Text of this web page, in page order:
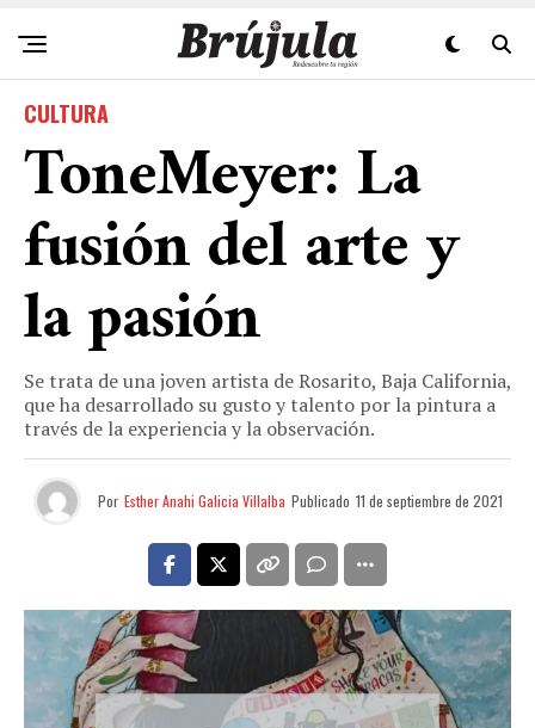
CULTURA
ToneMeyer: La
fusión del arte y
la pasión
Se trata de una joven artista de Rosarito, Baja California,
que ha desarrollado su gusto y talento por la pintura a
través de la experiencia y la observación.
Por Esther Anahi Galicia Villalba Publicado 11 de septiembre de 2021